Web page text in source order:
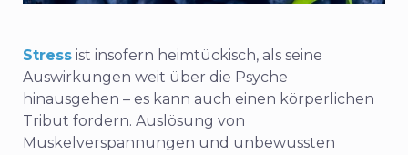
Stress ist insofern heimtückisch, als seine
Auswirkungen weit über die Psyche
hinausgehen – es kann auch einen körperlichen
Tribut fordern. Auslösung von
Muskelverspannungen und unbewussten